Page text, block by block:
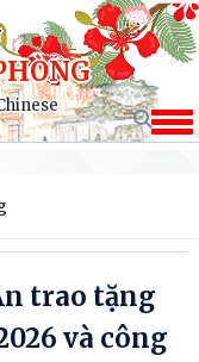
trao tặng
và công